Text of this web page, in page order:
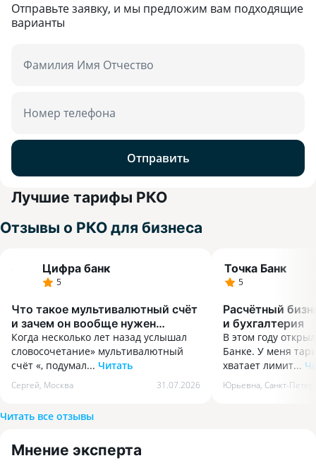
Отправьте заявку, и мы предложим вам подходящие
варианты
Фамилия Имя Отчество
Номер телефона
Отправить
Лучшие тарифы РКО
Отзывы о РКО для бизнеса
Цифра банк
5
Что такое мультивалютный счёт
и зачем он вообще нужен
обычному бизнесу?
Когда несколько лет назад услышал
словосочетание» мультивалютный
счёт «, подумал... Читать
Когда несколько лет назад услышал
словосочетание» мультивалютный
история для крупных компаний
На практике оказалось, что такая
Сергей, Москва 31.07.2026
Точка Банк
5
Расчётный
и бухгалтерия
В этом году
Банке. У меня
хватает лимит...
В этом году
Банке. У меня
Юрьевна, Санкт-
Читать все отзывы
Мнение эксперта